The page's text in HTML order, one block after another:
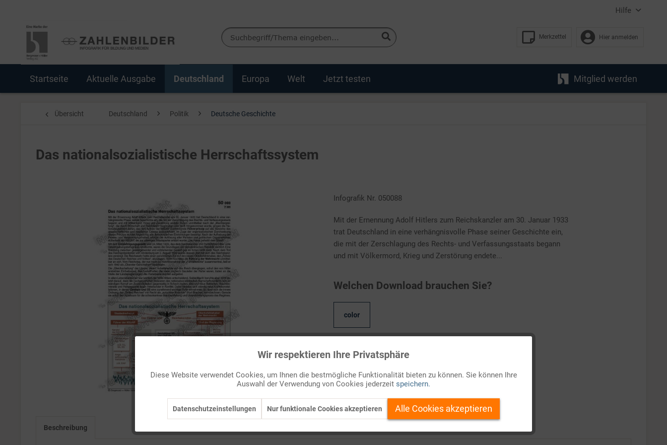
Hilfe
Merkzettel Hier anmelden
Startseite Aktuelle Ausgabe Deutschland Europa Welt Jetzt testen Mitglied werden
Übersicht Deutschland Politik Deutsche Geschichte
Das nationalsozialistische Herrschaftssystem
Infografik Nr. 050088
Mit der Ernennung Adolf Hitlers zum Reichskanzler am 30. Januar 1933
trat Deutschland in eine verhängnisvolle Phase seiner Geschichte ein,
die mit der Zerschlagung des Rechts- und Verfassungsstaats begann
und mit Völkermord, Krieg und Zerstörung endete...
Welchen Download brauchen Sie?
color
Kostenlos anmelden
Auf Ihren Merkzettel setzen
Beschreibung
Inaktiv
Wir respektieren Ihre Privatsphäre
Diese Website verwendet Cookies, um Ihnen die bestmögliche Funktionalität bieten zu können. Sie können Ihre
Auswahl der Verwendung von Cookies jederzeit speichern.
Datenschutzeinstellungen Nur funktionale Cookies akzeptieren Alle Cookies akzeptieren